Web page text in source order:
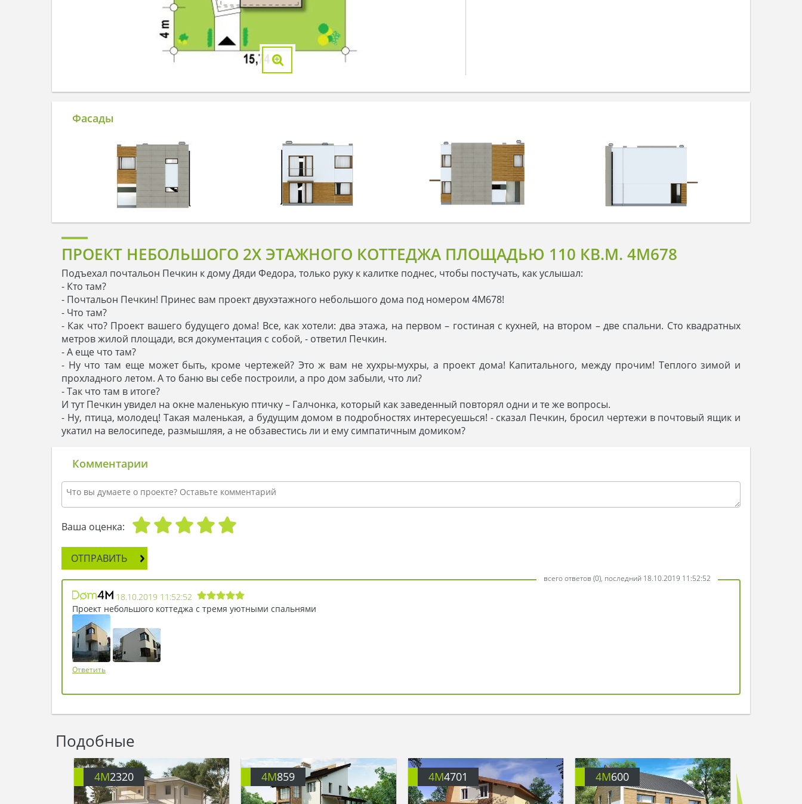
Фасады
ПРОЕКТ НЕБОЛЬШОГО 2Х ЭТАЖНОГО КОТТЕДЖА ПЛОЩАДЬЮ 110 КВ.М. 4M678
Подъехал почтальон Печкин к дому Дяди Федора, только руку к калитке поднес, чтобы постучать, как услышал:
- Кто там?
- Почтальон Печкин! Принес вам проект двухэтажного небольшого дома под номером 4М678!
- Что там?
- Как что? Проект вашего будущего дома! Все, как хотели: два этажа, на первом – гостиная с кухней, на втором – две спальни. Сто квадратных
метров жилой площади, вся документация с собой, - ответил Печкин.
- А еще что там?
- Ну что там еще может быть, кроме чертежей? Это ж вам не хухры-мухры, а проект дома! Капитального, между прочим! Теплого зимой и
прохладного летом. А то баню вы себе построили, а про дом забыли, что ли?
- Так что там в итоге?
И тут Печкин увидел на окне маленькую птичку – Галчонка, который как заведенный повторял одни и те же вопросы.
- Ну, птица, молодец! Такая маленькая, а будущим домом в подробностях интересуешься! - сказал Печкин, бросил чертежи в почтовый ящик и
укатил на велосипеде, размышляя, а не обзавестись ли и ему симпатичным домиком?
Комментарии
Ваша оценка:
ОТПРАВИТЬ
всего ответов (0), последний 18.10.2019 11:52:52
18.10.2019 11:52:52
Проект небольшого коттеджа с тремя уютными спальнями
Ответить
Подобные
4M2320 4M859 4M4701 4M600